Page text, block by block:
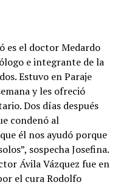
es el doctor Medardo
e integrante de la
Estuvo en Paraje
y les ofreció
Dos días después
condenó al
él nos ayudó porque
sospecha Josefina.
Ávila Vázquez fue en
el cura Rodolfo